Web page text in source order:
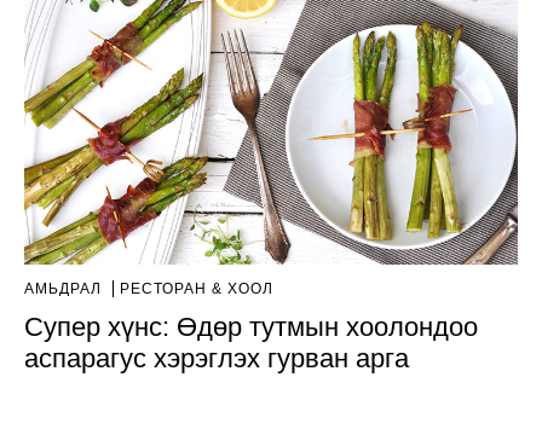
АМЬДРАЛ РЕСТОРАН & ХООЛ
Супер хүнс: Өдөр тутмын хоолондоо
аспарагус хэрэглэх гурван арга